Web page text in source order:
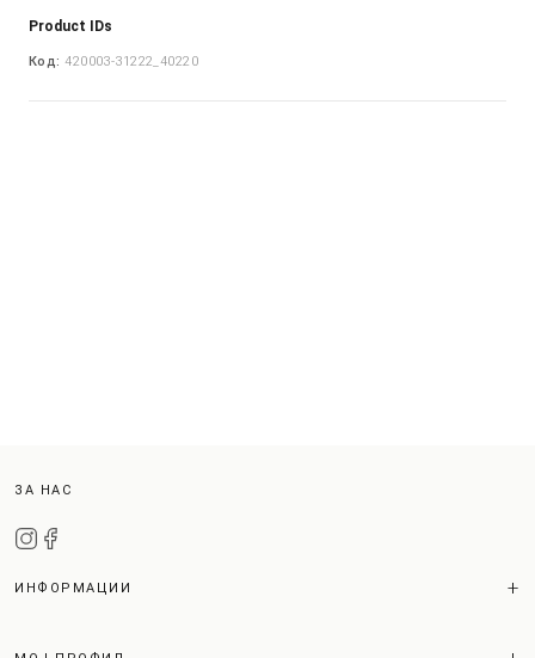
Product IDs
Код: 420003-31222_40220
ЗА НАС
ИНФОРМАЦИИ